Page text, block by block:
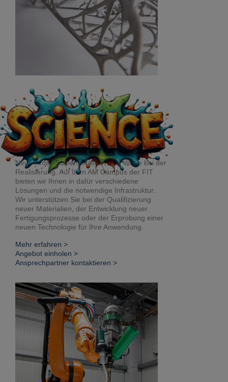
Technologieentw
icklung
Neue Produktideen fordern neue Wege bei der
Realisierung. Auf dem AM Campus der FIT
bieten wir Ihnen in dafür verschiedene
Lösungen und die notwendige Infrastruktur.
Wir unterstützen Sie bei der Qualifizierung
neuer Materialien, der Entwicklung neuer
Fertigungsprozesse oder der Erprobung einer
neuen Technologie für Ihre Anwendung.
Mehr erfahren >
Angebot einholen >
Ansprechpartner kontaktieren >